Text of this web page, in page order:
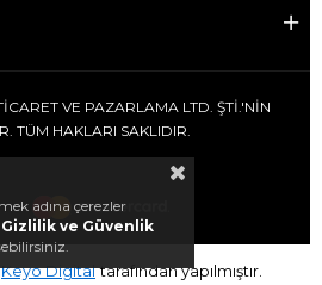
VE PAZARLAMA LTD. ŞTİ.'NİN
TÜM HAKLARI SAKLIDIR.
Keyo Digital tarafından yapılmıştır.
adına çerezler
Gizlilik ve Güvenlik